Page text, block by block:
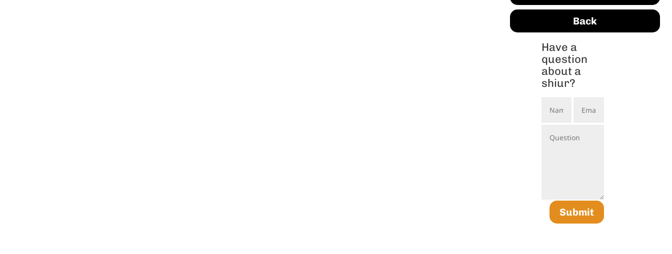
Back
Have a
question
about a
shiur?
Submit